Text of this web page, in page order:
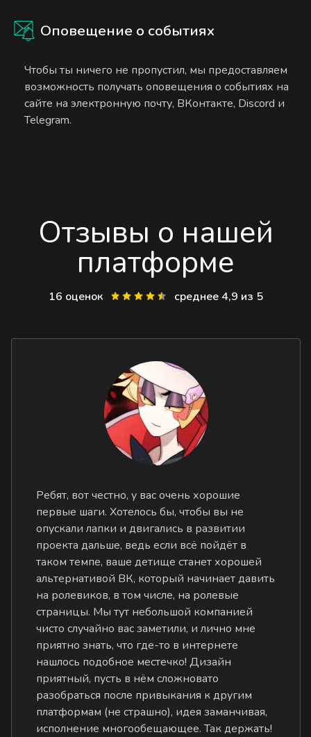
Оповещение о событиях
Чтобы ты ничего не пропустил, мы предоставляем
возможность получать оповещения о событиях на
сайте на электронную почту, ВКонтакте, Discord и
Telegram.
Отзывы о нашей
платформе
16 оценок среднее 4,9 из 5
Ребят, вот честно, у вас очень хорошие
первые шаги. Хотелось бы, чтобы вы не
опускали лапки и двигались в развитии
проекта дальше, ведь если всё пойдёт в
таком темпе, ваше детище станет хорошей
альтернативой ВК, который начинает давить
на ролевиков, в том числе, на ролевые
страницы. Мы тут небольшой компанией
чисто случайно вас заметили, и лично мне
приятно знать, что где-то в интернете
нашлось подобное местечко! Дизайн
приятный, пусть в нём сложновато
разобраться после привыкания к другим
платформам (не страшно), идея заманчивая,
исполнение многообещающее. Так держать!